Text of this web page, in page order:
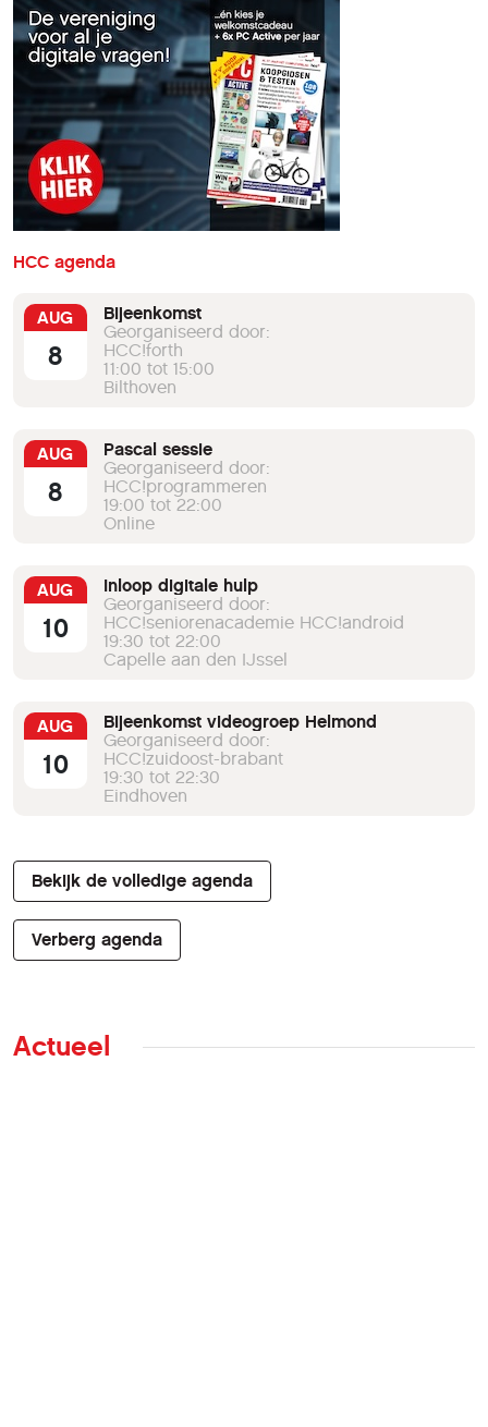
HCC agenda
AUG
8
Bijeenkomst
Georganiseerd door:
HCC!forth
11:00 tot 15:00
Bilthoven
AUG
8
Pascal sessie
Georganiseerd door:
HCC!programmeren
19:00 tot 22:00
Online
AUG
10
Inloop digitale hulp
Georganiseerd door:
HCC!seniorenacademie HCC!android
19:30 tot 22:00
Capelle aan den IJssel
AUG
10
Bijeenkomst videogroep Helmond
Georganiseerd door:
HCC!zuidoost-brabant
19:30 tot 22:30
Eindhoven
Bekijk de volledige agenda
Verberg agenda
Actueel